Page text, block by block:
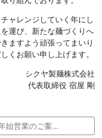
ャレンジしていく年にし
運び、新たな麺づくりへ
ますよう頑張ってまいり
くお願い申し上げます。
シクヤ製麺株式会社
代表取締役 宿屋 剛
始営業のご案…